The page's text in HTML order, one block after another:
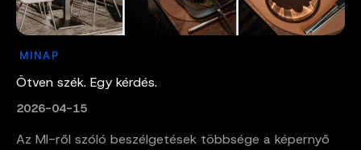
MINAP
Ötven szék. Egy kérdés.
2026-04-15
Az MI-ről szóló beszélgetések többsége a képernyő